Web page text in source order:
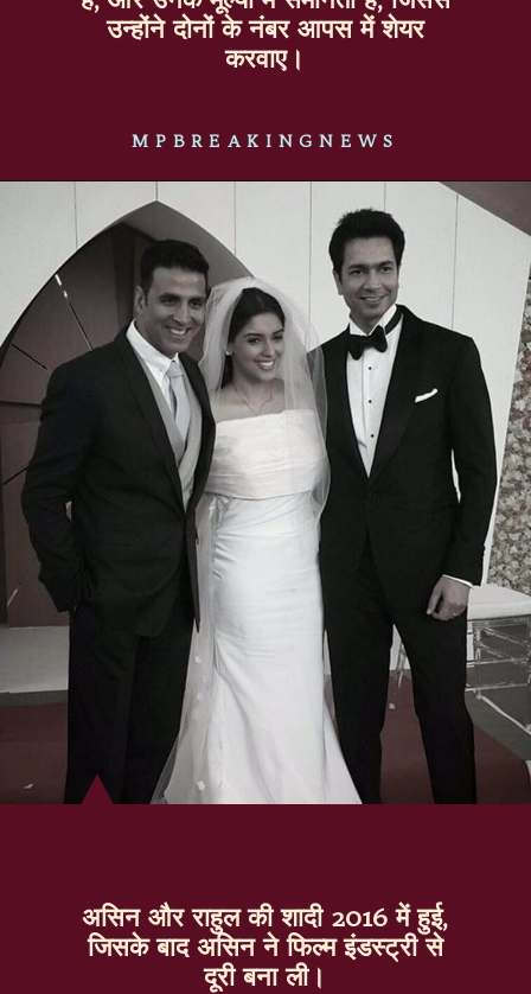
MPBREAKINGNEWS
उन्होंने दोनों के नंबर आपस में शेयर
करवाए।
असिन और राहुल की शादी 2016 में हुई,
जिसके बाद असिन ने फिल्म इंडस्ट्री से
दूरी बना ली।